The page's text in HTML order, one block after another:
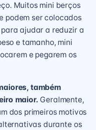
Muitos mini berços
podem ser colocados
ajudar a reduzir a
e tamanho, mini
e pegarem os
também
maior. Geralmente,
dos primeiros motivos
durante os